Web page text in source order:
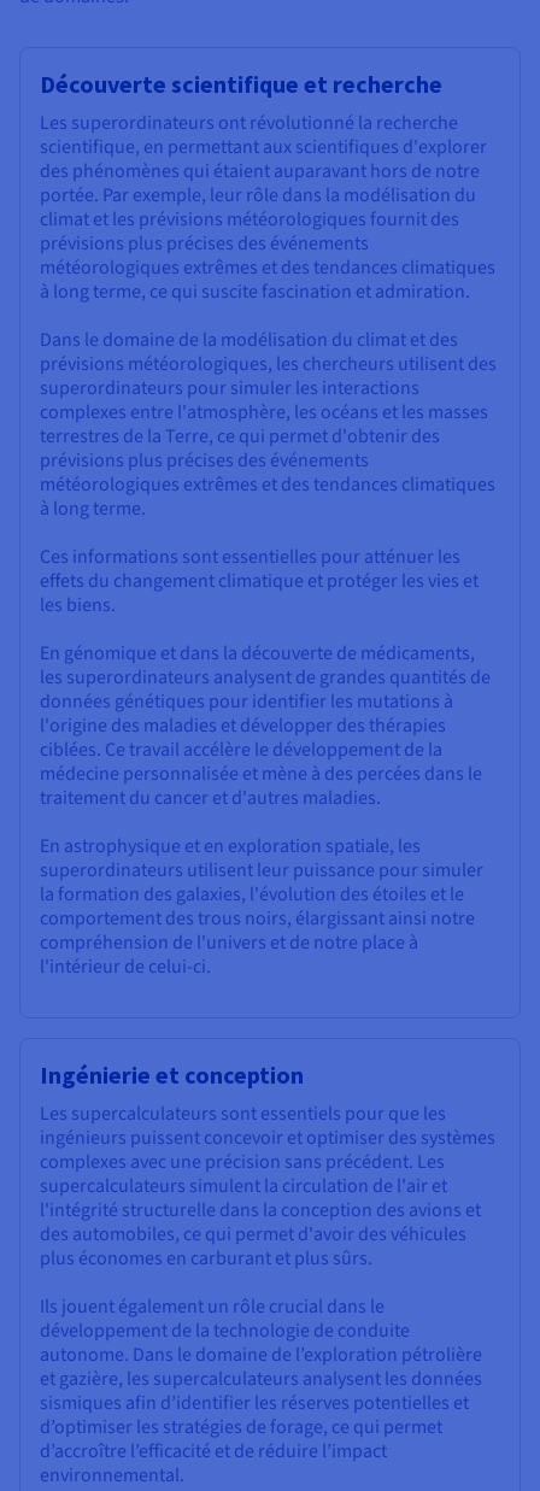
Découverte scientifique et recherche
Les superordinateurs ont révolutionné la recherche
scientifique, en permettant aux scientifiques d'explorer
des phénomènes qui étaient auparavant hors de notre
portée. Par exemple, leur rôle dans la modélisation du
climat et les prévisions météorologiques fournit des
prévisions plus précises des événements
météorologiques extrêmes et des tendances climatiques
à long terme, ce qui suscite fascination et admiration.
Dans le domaine de la modélisation du climat et des
prévisions météorologiques, les chercheurs utilisent des
superordinateurs pour simuler les interactions
complexes entre l'atmosphère, les océans et les masses
terrestres de la Terre, ce qui permet d'obtenir des
prévisions plus précises des événements
météorologiques extrêmes et des tendances climatiques
à long terme.
Ces informations sont essentielles pour atténuer les
effets du changement climatique et protéger les vies et
les biens.
En génomique et dans la découverte de médicaments,
les superordinateurs analysent de grandes quantités de
données génétiques pour identifier les mutations à
l'origine des maladies et développer des thérapies
ciblées. Ce travail accélère le développement de la
médecine personnalisée et mène à des percées dans le
traitement du cancer et d'autres maladies.
En astrophysique et en exploration spatiale, les
superordinateurs utilisent leur puissance pour simuler
la formation des galaxies, l'évolution des étoiles et le
comportement des trous noirs, élargissant ainsi notre
compréhension de l'univers et de notre place à
l'intérieur de celui-ci.
Ingénierie et conception
Les supercalculateurs sont essentiels pour que les
ingénieurs puissent concevoir et optimiser des systèmes
complexes avec une précision sans précédent. Les
supercalculateurs simulent la circulation de l'air et
l'intégrité structurelle dans la conception des avions et
des automobiles, ce qui permet d'avoir des véhicules
plus économes en carburant et plus sûrs.
Ils jouent également un rôle crucial dans le
développement de la technologie de conduite
autonome. Dans le domaine de l’exploration pétrolière
et gazière, les supercalculateurs analysent les données
sismiques afin d’identifier les réserves potentielles et
d’optimiser les stratégies de forage, ce qui permet
d’accroître l’efficacité et de réduire l’impact
environnemental.